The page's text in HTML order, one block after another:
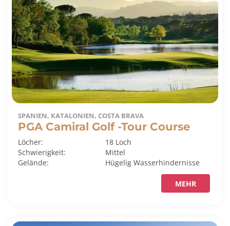
SPANIEN, KATALONIEN, COSTA BRAVA
PGA Camiral Golf -Tour Course
Löcher:
18 Loch
Schwierigkeit:
Mittel
Gelände:
HügeligWasserhindernisse
MEHR